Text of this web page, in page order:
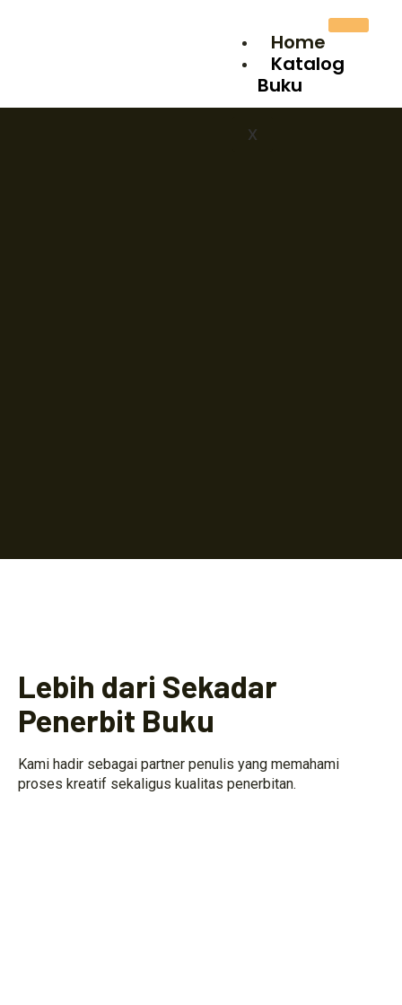
Home
Katalog
Buku
X
Lebih dari Sekadar
Penerbit Buku
Kami hadir sebagai partner penulis yang memahami
proses kreatif sekaligus kualitas penerbitan.